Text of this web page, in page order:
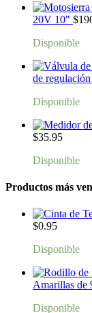
20V 10" $
Disponible
de
Disponible
$35.95
Disponible
Productos más
$0.95
Disponible
Amarillas de
Disponible